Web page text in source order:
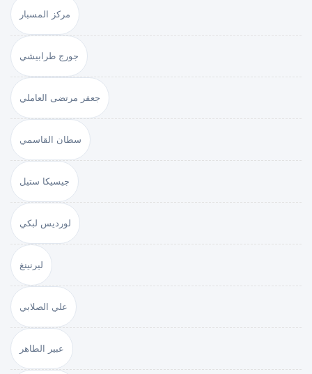
مركز المسبار
جورج طرابيشي
جعفر مرتضى العاملي
سطان القاسمي
جيسيكا ستيل
لورديس لبكي
ليرنينغ
علي الصلابي
عبير الطاهر